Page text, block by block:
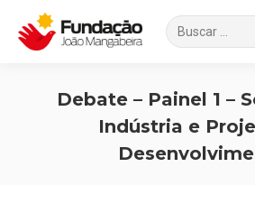
Search:
Debate – Painel 1 –
Indústria e